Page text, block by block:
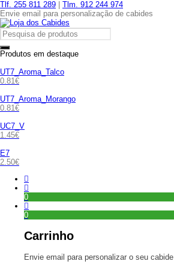
Tlf. 255 811 289
Tlm. 912 244 974
Envie email para personalização de cabides
Produtos em destaque
UT7_Aroma_Talco
0.81€
UT7_Aroma_Morango
0.81€
UC7_V
1.45€
E7
2.50€
0
0
Carrinho
Envie email para personalizar o seu cabide